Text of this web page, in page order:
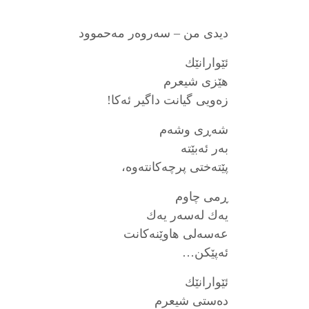
دیدی من – سەروه‌ر مەحموود
ئێوارانێك
هێزی شیعرم
زه‌ویی گیانت داگیر ئه‌كا!
شه‌ڕی وشه‌م
به‌ر ئه‌بێته‌
پێته‌ختی پرچه‌كانته‌وه‌،
ڕمی چاوم
یه‌ك له‌سه‌ر یه‌ك
عه‌سه‌لی هاوێنه‌كانت
ئه‌پێكن…
ئێوارانێك
ده‌ستی شیعرم